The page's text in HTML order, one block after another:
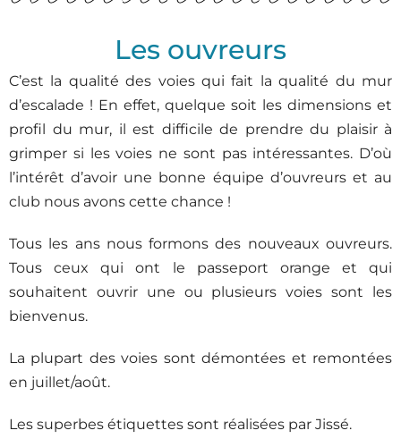
Les ouvreurs
C’est la qualité des voies qui fait la qualité du mur
d’escalade ! En effet, quelque soit les dimensions et
profil du mur, il est difficile de prendre du plaisir à
grimper si les voies ne sont pas intéressantes. D’où
l’intérêt d’avoir une bonne équipe d’ouvreurs et au
club nous avons cette chance !
Tous les ans nous formons des nouveaux ouvreurs.
Tous ceux qui ont le passeport orange et qui
souhaitent ouvrir une ou plusieurs voies sont les
bienvenus.
La plupart des voies sont démontées et remontées
en juillet/août.
Les superbes étiquettes sont réalisées par Jissé.